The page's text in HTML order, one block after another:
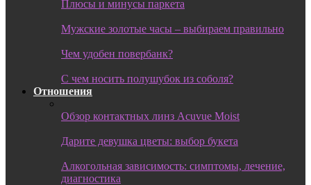
Плюсы и минусы паркета
Мужские золотые часы – выбираем правильно
Чем удобен повербанк?
С чем носить полушубок из соболя?
Отношения
Обзор контактных линз Acuvue Moist
Дарите девушка цветы: выбор букета
Алкогольная зависимость: симптомы, лечение,
диагностика